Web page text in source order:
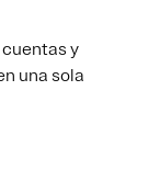
y
una sola